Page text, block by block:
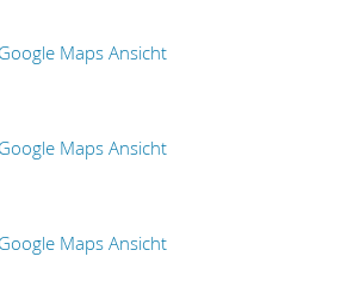
Maps Ansicht
Maps Ansicht
Maps Ansicht